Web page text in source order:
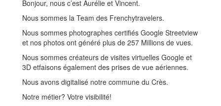
Bonjour, nous c’est Aurélie et Vincent.
Nous sommes la Team des Frenchytravelers.
Nous sommes photographes certifiés Google Streetview
et nos photos ont généré plus de 257 Millions de vues.
Nous sommes créateurs de visites virtuelles Google et
3D etfaisons également des prises de vue aériennes.
Nous avons digitalisé notre commune du Crès.
Notre métier? Votre visibilité!